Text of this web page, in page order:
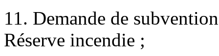
11. Demande de
Réserve incendie ;